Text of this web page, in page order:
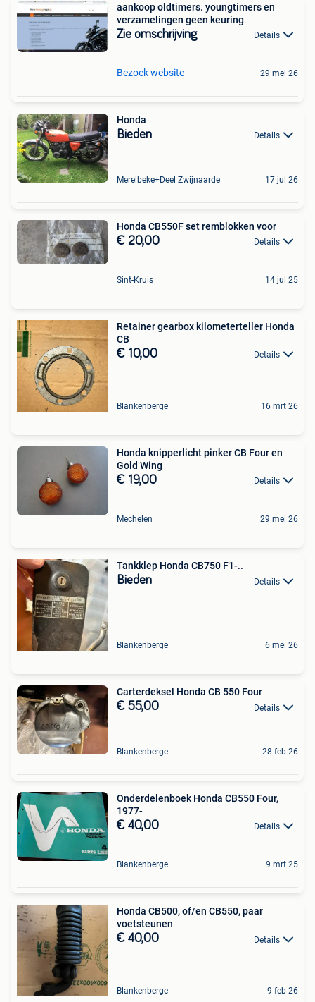
aankoop oldtimers. youngtimers en
verzamelingen geen keuring
Zie omschrijving Details
Bezoek website 29 mei 26
Honda
Bieden Details
Merelbeke+Deel Zwijnaarde 17 jul 26
Honda CB550F set remblokken voor
€ 20,00 Details
Sint-Kruis 14 jul 25
Retainer gearbox kilometerteller Honda
CB
€ 10,00 Details
Blankenberge 16 mrt 26
Honda knipperlicht pinker CB Four en
Gold Wing
€ 19,00 Details
Mechelen 29 mei 26
Tankklep Honda CB750 F1-..
Bieden Details
Blankenberge 6 mei 26
Carterdeksel Honda CB 550 Four
€ 55,00 Details
Blankenberge 28 feb 26
Onderdelenboek Honda CB550 Four,
1977-
€ 40,00 Details
Blankenberge 9 mrt 25
Honda CB500, of/en CB550, paar
voetsteunen
€ 40,00 Details
Blankenberge 9 feb 26